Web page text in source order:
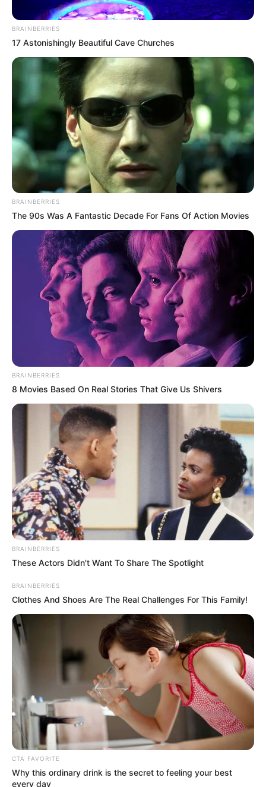
🔴 EN VIVO | Movilidad en
Bogotá y Cundinamarca, 7
estrellones, cierres viales,
TRÁFICO EN BOGOTÁ
🔴 En vivo | Tráfico en
Bogotá este jueves26 de
marzo: protestas y cierres
viales
EN VIVO
🔴 EN VIVO | Movilidad en
2026: manifestaciones,
trancones, accidentes y
cierres viales
LA CALERA,
CUNDINAMARCA
La Calera ganará terreno:
turismo se irá a las nubes
con cable aéreo
CUNDINAMARCA
¡Emergencia en la vía
Bogotá - La Calera!
Carrotanque se volcó y se
prendió en fuego
MOVILIDAD EN BOGOTÁ
Cierre total en la vía
Velitas
CARGAR MÁS
TEMAS DESTACADOS
EMERGENCIAS POR LLUVIAS
FUERTES LLUVIAS
VIA AL LLANO
LIGA BETPLAY
METRO DE MEDELLÍN
CORTES DE LUZ
CORTES DE AGUA
FENÓMENO DEL NIÑO
BRAINBERRIES
17 Astonishingly Beautiful Cave Churches
BRAINBERRIES
The 90s Was A Fantastic Decade For Fans Of Action Movies
BRAINBERRIES
8 Movies Based On Real Stories That Give Us Shivers
BRAINBERRIES
These Actors Didn't Want To Share The Spotlight
BRAINBERRIES
Clothes And Shoes Are The Real Challenges For This Family!
CTA FAVORITE
Why this ordinary drink is the secret to feeling your best
every day